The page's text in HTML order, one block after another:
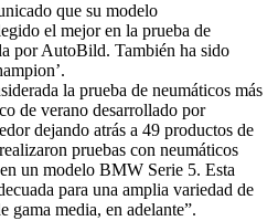
que su modelo
el mejor en la prueba de
por AutoBild. También ha sido
la prueba de neumáticos más
de verano desarrollado por
dejando atrás a 49 productos de
pruebas con neumáticos
un modelo BMW Serie 5. Esta
para una amplia variedad de
gama media, en adelante”.